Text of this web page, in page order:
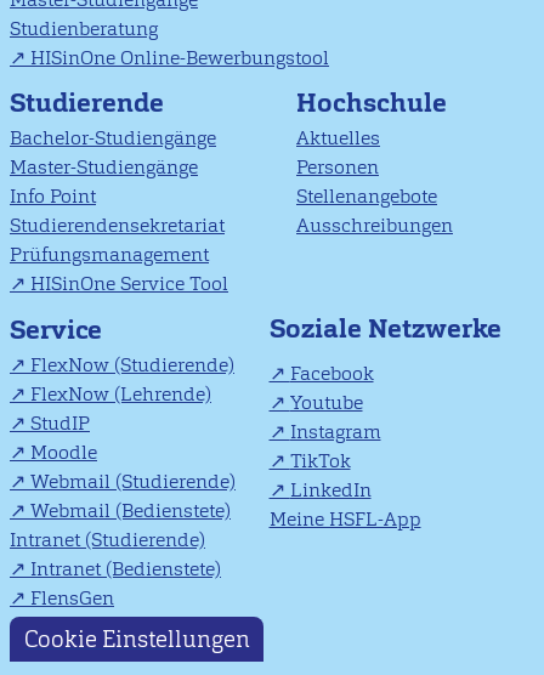
Studienberatung
HISinOne Online-Bewerbungstool
Studierende
Bachelor-Studiengänge
Master-Studiengänge
Info Point
Studierendensekretariat
Prüfungsmanagement
HISinOne Service Tool
Hochschule
Aktuelles
Personen
Stellenangebote
Ausschreibungen
Service
FlexNow (Studierende)
FlexNow (Lehrende)
StudIP
Moodle
Webmail (Studierende)
Webmail (Bedienstete)
Intranet (Studierende)
Intranet (Bedienstete)
FlensGen
Soziale Netzwerke
Facebook
Youtube
Instagram
TikTok
LinkedIn
Meine HSFL-App
Cookie Einstellungen